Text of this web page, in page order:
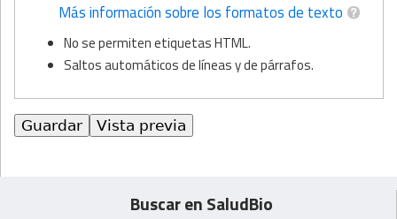
Más información sobre los formatos de texto
No se permiten etiquetas HTML.
Saltos automáticos de líneas y de párrafos.
Buscar en SaludBio